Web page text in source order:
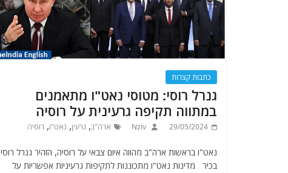
כתבות קצרות
גנרל רוסי: מטוסי נאט"ו מתאמנים
במתווה תקיפה גרעינית על רוסיה
29/05/2024
Nziv ארה"ב, גרעין, נאט"ו, רוסיה
נאט"ו בראשות ארה"ב מהווה איום צבאי על רוסיה, הזהיר גנרל רוסי
בכיר מדינות נאט"ו מתכוננות לתקיפות גרעיניות אפשריות על